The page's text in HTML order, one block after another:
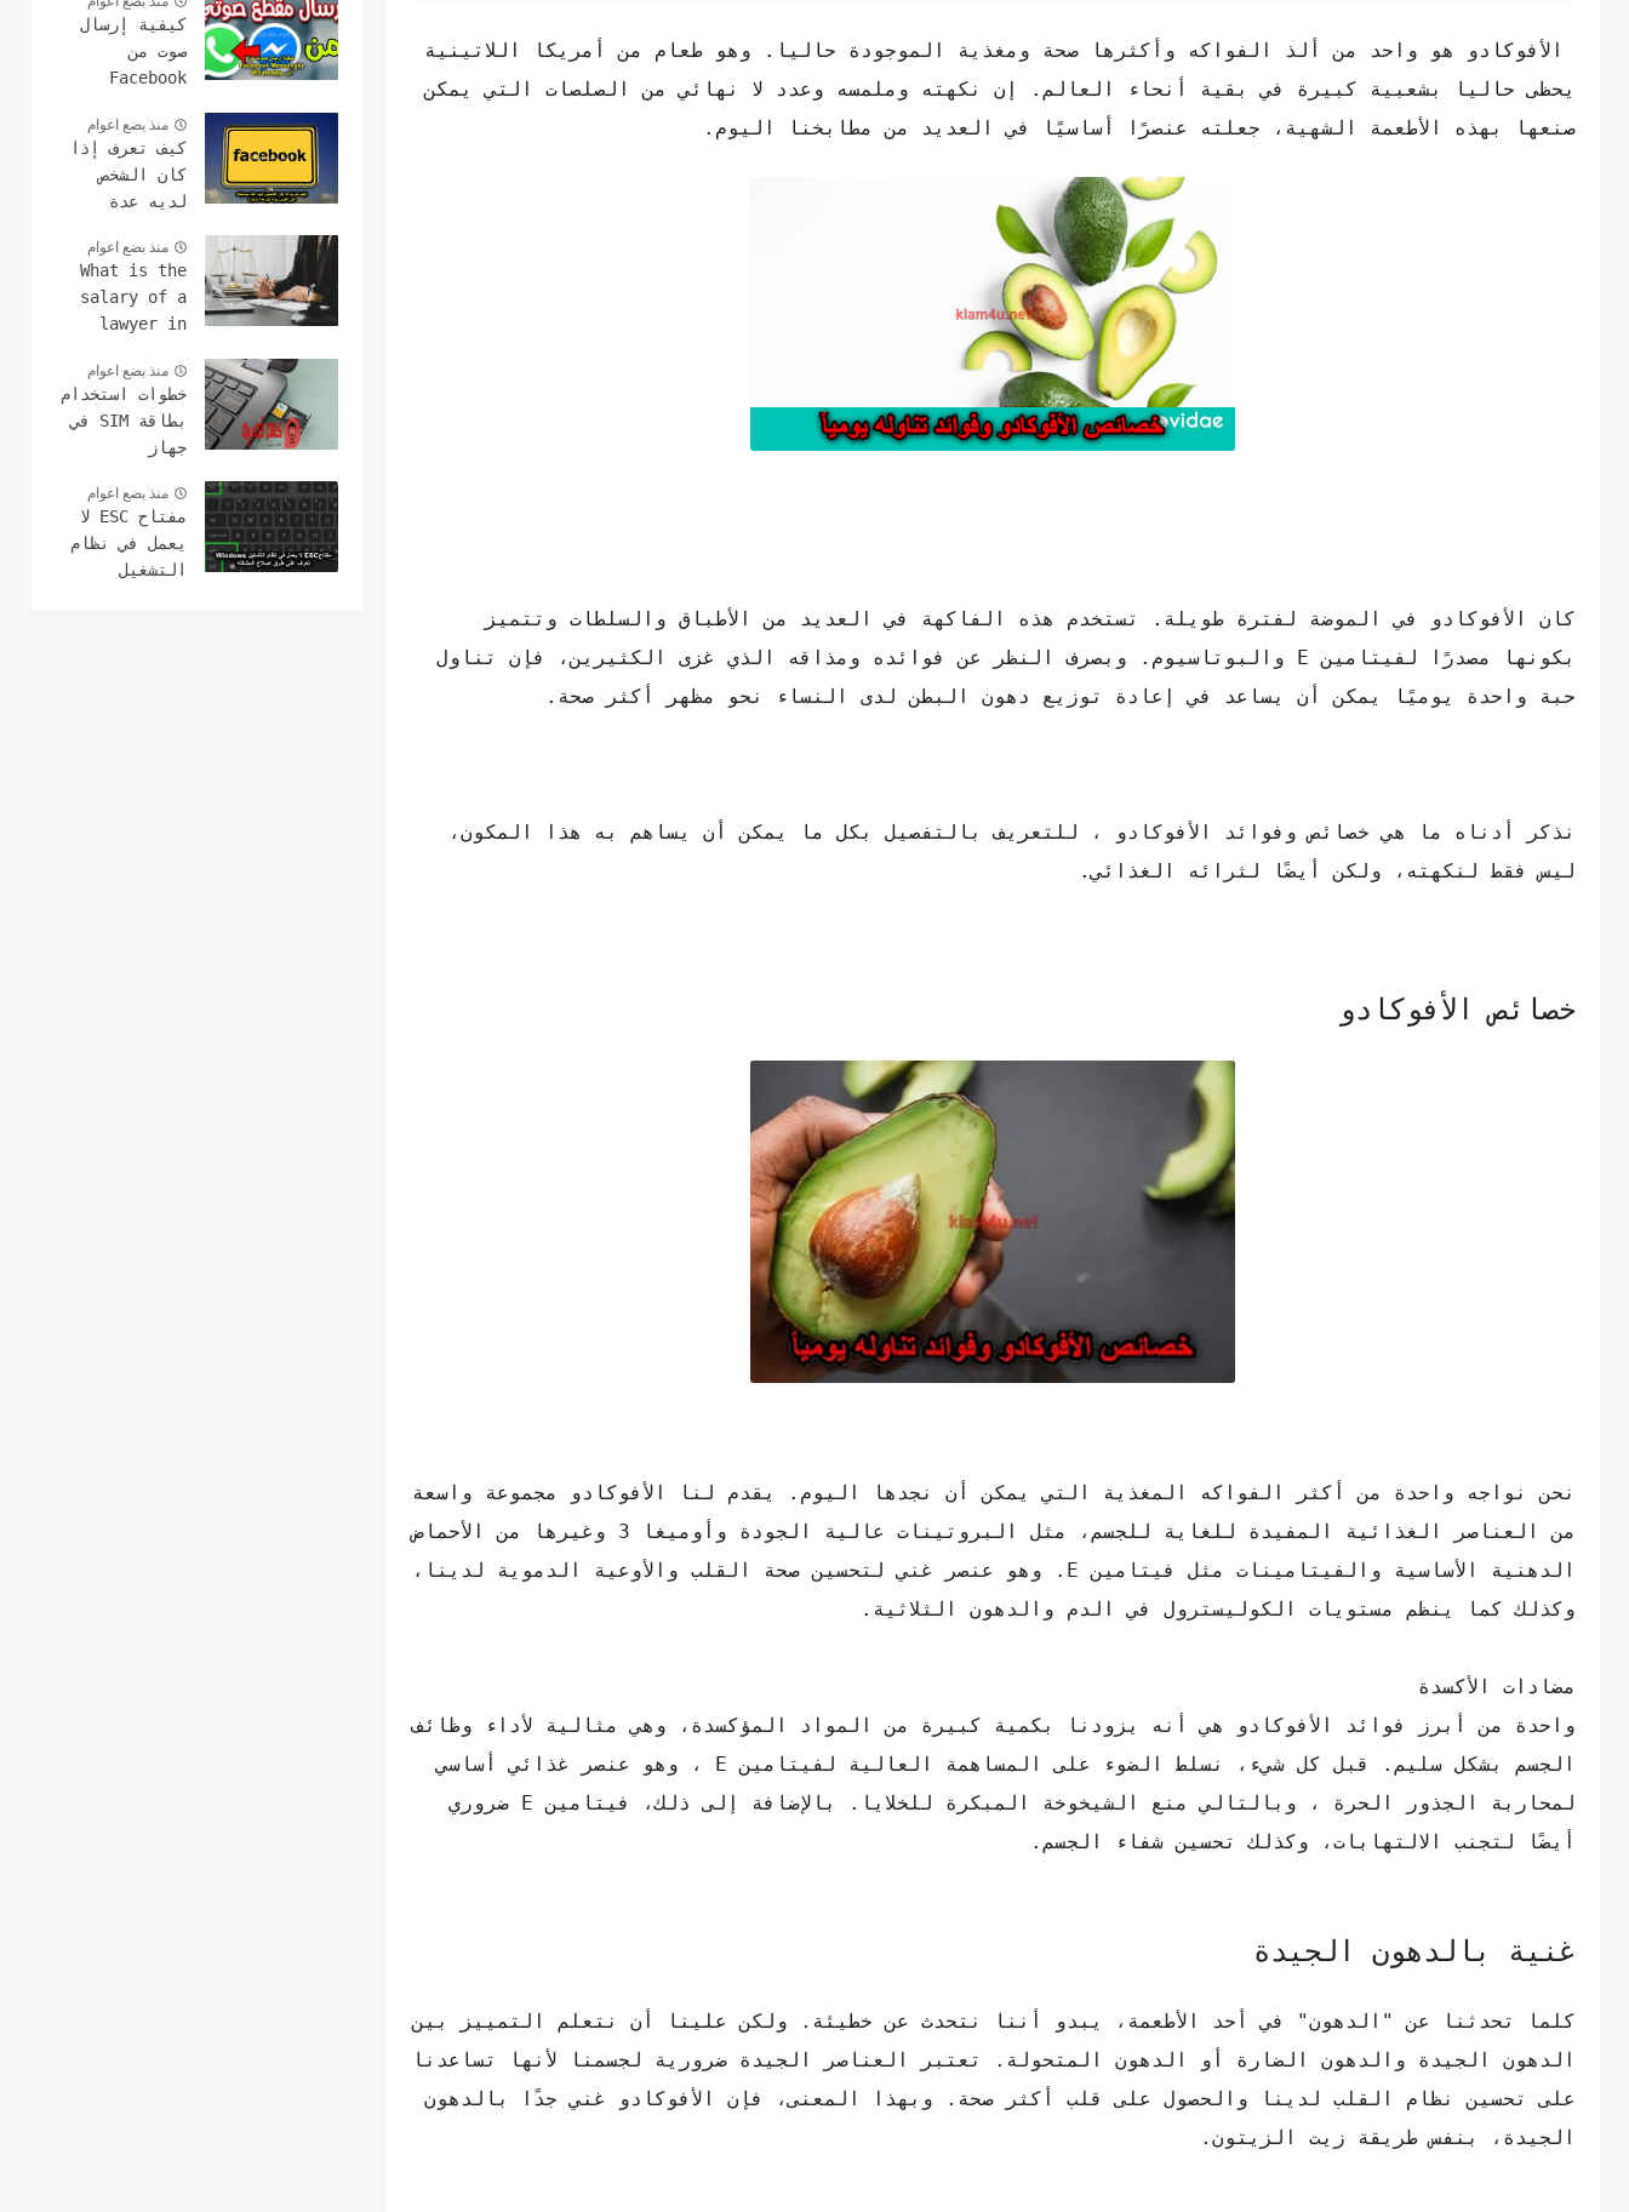
الأفوكادو هو واحد من ألذ الفواكه وأكثرها صحة ومغذية الموجودة حاليا. وهو طعام من أمريكا اللاتينية
يحظى حاليا بشعبية كبيرة في بقية أنحاء العالم. إن نكهته وملمسه وعدد لا نهائي من الصلصات التي يمكن
صنعها بهذه الأطعمة الشهية، جعلته عنصرًا أساسيًا في العديد من مطابخنا اليوم.
كان الأفوكادو في الموضة لفترة طويلة. تستخدم هذه الفاكهة في العديد من الأطباق والسلطات وتتميز
بكونها مصدرًا لفيتامين E والبوتاسيوم. وبصرف النظر عن فوائده ومذاقه الذي غزى الكثيرين، فإن تناول
حبة واحدة يوميًا يمكن أن يساعد في إعادة توزيع دهون البطن لدى النساء نحو مظهر أكثر صحة.
نذكر أدناه ما هي خصائص وفوائد الأفوكادو ، للتعريف بالتفصيل بكل ما يمكن أن يساهم به هذا المكون،
ليس فقط لنكهته، ولكن أيضًا لثرائه الغذائي.
خصائص الأفوكادو
نحن نواجه واحدة من أكثر الفواكه المغذية التي يمكن أن نجدها اليوم. يقدم لنا الأفوكادو مجموعة واسعة
من العناصر الغذائية المفيدة للغاية للجسم، مثل البروتينات عالية الجودة وأوميغا 3 وغيرها من الأحماض
الدهنية الأساسية والفيتامينات مثل فيتامين E. وهو عنصر غني لتحسين صحة القلب والأوعية الدموية لدينا،
وكذلك كما ينظم مستويات الكوليسترول في الدم والدهون الثلاثية.
مضادات الأكسدة
واحدة من أبرز فوائد الأفوكادو هي أنه يزودنا بكمية كبيرة من المواد المؤكسدة، وهي مثالية لأداء وظائف
الجسم بشكل سليم. قبل كل شيء، نسلط الضوء على المساهمة العالية لفيتامين E ، وهو عنصر غذائي أساسي
لمحاربة الجذور الحرة ، وبالتالي منع الشيخوخة المبكرة للخلايا. بالإضافة إلى ذلك، فيتامين E ضروري
أيضًا لتجنب الالتهابات، وكذلك تحسين شفاء الجسم.
غنية بالدهون الجيدة
كلما تحدثنا عن "الدهون" في أحد الأطعمة، يبدو أننا نتحدث عن خطيئة. ولكن علينا أن نتعلم التمييز بين
الدهون الجيدة والدهون الضارة أو الدهون المتحولة. تعتبر العناصر الجيدة ضرورية لجسمنا لأنها تساعدنا
على تحسين نظام القلب لدينا والحصول على قلب أكثر صحة. وبهذا المعنى، فإن الأفوكادو غني جدًا بالدهون
الجيدة، بنفس طريقة زيت الزيتون.
كيفية إرسال
صوت من
Facebook
WhatsApp
منذ بضع اعوام
كيف تعرف إذا
كان الشخص
لديه عدة
الفيس بوك هل
هذا ممكن؟
منذ بضع اعوام
What is the
salary of a
lawyer in
money fast
with lawyer's
2024
منذ بضع اعوام
خطوات استخدام
بطاقة SIM في
جهاز
وعمل مكالمات
منذ بضع اعوام
مفتاح ESC لا
يعمل في نظام
التشغيل